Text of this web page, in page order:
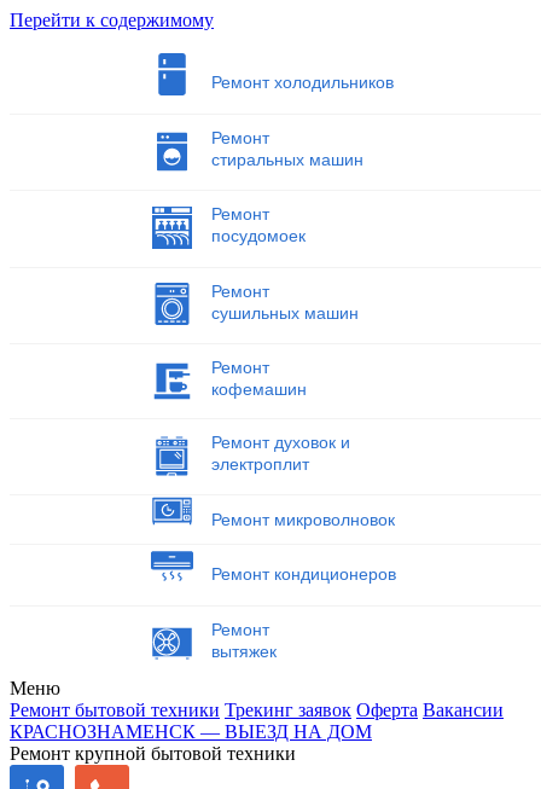
Перейти к содержимому
Ремонт холодильников
Ремонт
стиральных машин
Ремонт
посудомоек
Ремонт
сушильных машин
Ремонт
кофемашин
Ремонт духовок и
электроплит
Ремонт микроволновок
Ремонт кондиционеров
Ремонт
вытяжек
Меню
Ремонт бытовой техники Трекинг заявок Оферта Вакансии
КРАСНОЗНАМЕНСК — ВЫЕЗД НА ДОМ
Ремонт крупной бытовой техники